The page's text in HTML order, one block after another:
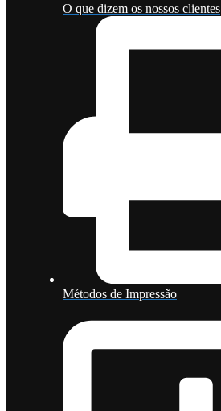
O que dizem os nossos clientes
Métodos de Impressão